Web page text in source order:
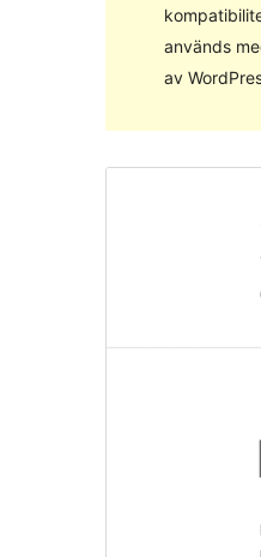
används
av